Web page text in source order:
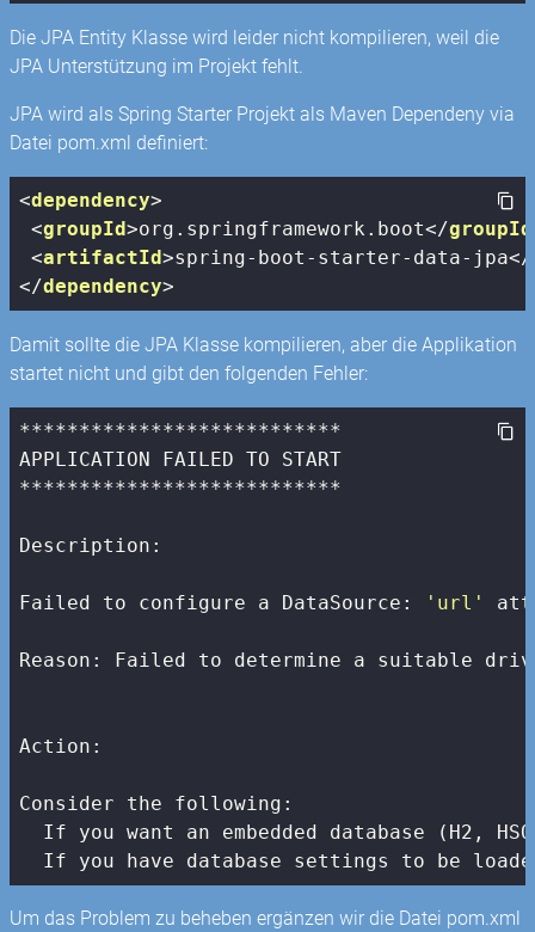
Die JPA Entity Klasse wird leider nicht kompilieren, weil die
JPA Unterstützung im Projekt fehlt.
JPA wird als Spring Starter Projekt als Maven Dependeny via
Datei pom.xml definiert:
<dependency>
<groupId>org.springframework.boot</groupId
<artifactId>spring-boot-starter-data-jpa</
</dependency>
Damit sollte die JPA Klasse kompilieren, aber die Applikation
startet nicht und gibt den folgenden Fehler:
***************************
APPLICATION FAILED TO START
***************************
Description:
Failed to configure a DataSource: 'url'
Reason: Failed to determine a suitable
Action:
Consider the following:
If you want an embedded database (H2,
If you have database settings to be
Um das Problem zu beheben ergänzen wir die Datei pom.xml